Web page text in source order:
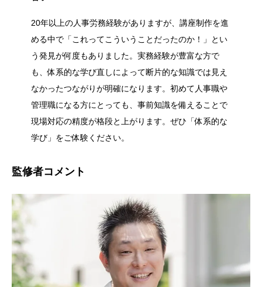
20年以上の人事労務経験がありますが、講座制作を進
める中で「これってこういうことだったのか！」とい
う発見が何度もありました。実務経験が豊富な方で
も、体系的な学び直しによって断片的な知識では見え
なかったつながりが明確になります。初めて人事職や
管理職になる方にとっても、事前知識を備えることで
現場対応の精度が格段と上がります。ぜひ「体系的な
学び」をご体験ください。
監修者コメント